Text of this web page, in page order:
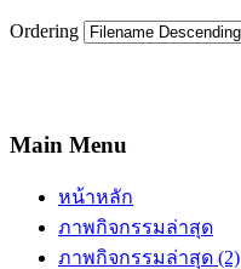
Ordering
Main Menu
หน้าหลัก
ภาพกิจกรรมล่าสุด
ภาพกิจกรรมล่าสุด (2)